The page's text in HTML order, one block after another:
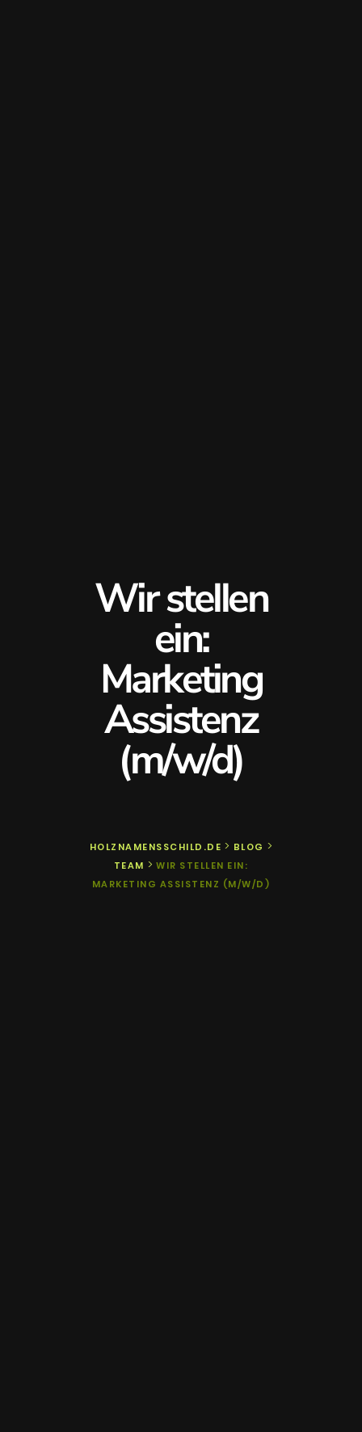
Wir stellen
ein:
Marketing
Assistenz
(m/w/d)
HOLZNAMENSSCHILD.DE > BLOG >
TEAM >WIR STELLEN EIN:
MARKETING ASSISTENZ (M/W/D)